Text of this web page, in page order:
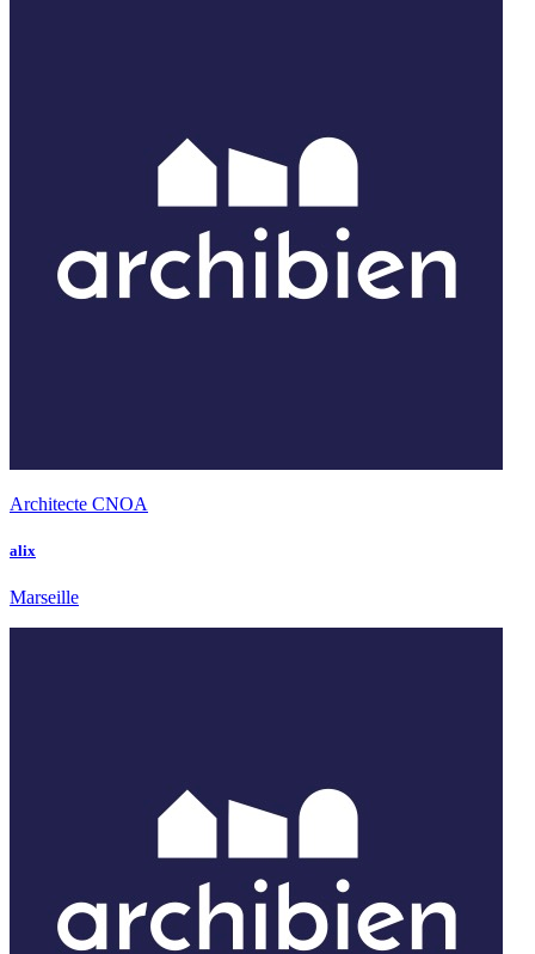
Architecte CNOA
alix
Marseille